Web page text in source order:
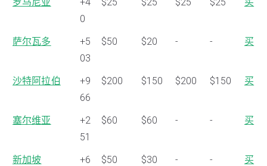
0
萨尔瓦多
+5
03
$50 $20 - - 买
沙特阿拉伯
+9
66
$200 $150 $200 $150 买
塞尔维亚
+2
51
$60 $60 - - 买
新加坡
+6
$50 $30 - - 买